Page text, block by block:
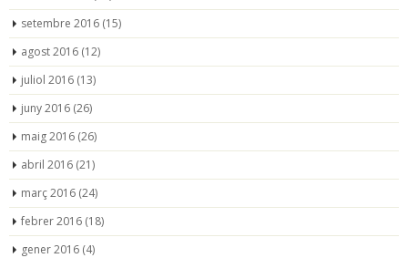
setembre 2016 (15)
agost 2016 (12)
juliol 2016 (13)
juny 2016 (26)
maig 2016 (26)
abril 2016 (21)
març 2016 (24)
febrer 2016 (18)
gener 2016 (4)